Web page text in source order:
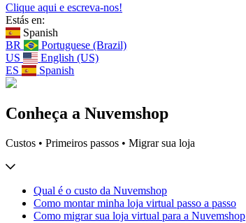
Clique aqui e escreva-nos!
Estás en:
Spanish
BR
Portuguese (Brazil)
US
English (US)
ES
Spanish
Conheça a Nuvemshop
Custos • Primeiros passos • Migrar sua loja
Qual é o custo da Nuvemshop
Como montar minha loja virtual passo a passo
Como migrar sua loja virtual para a Nuvemshop